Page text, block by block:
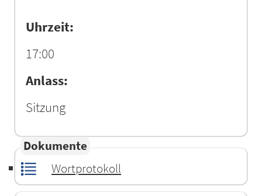
Uhrzeit:
17:00
Anlass:
Sitzung
Dokumente
Wortprotokoll